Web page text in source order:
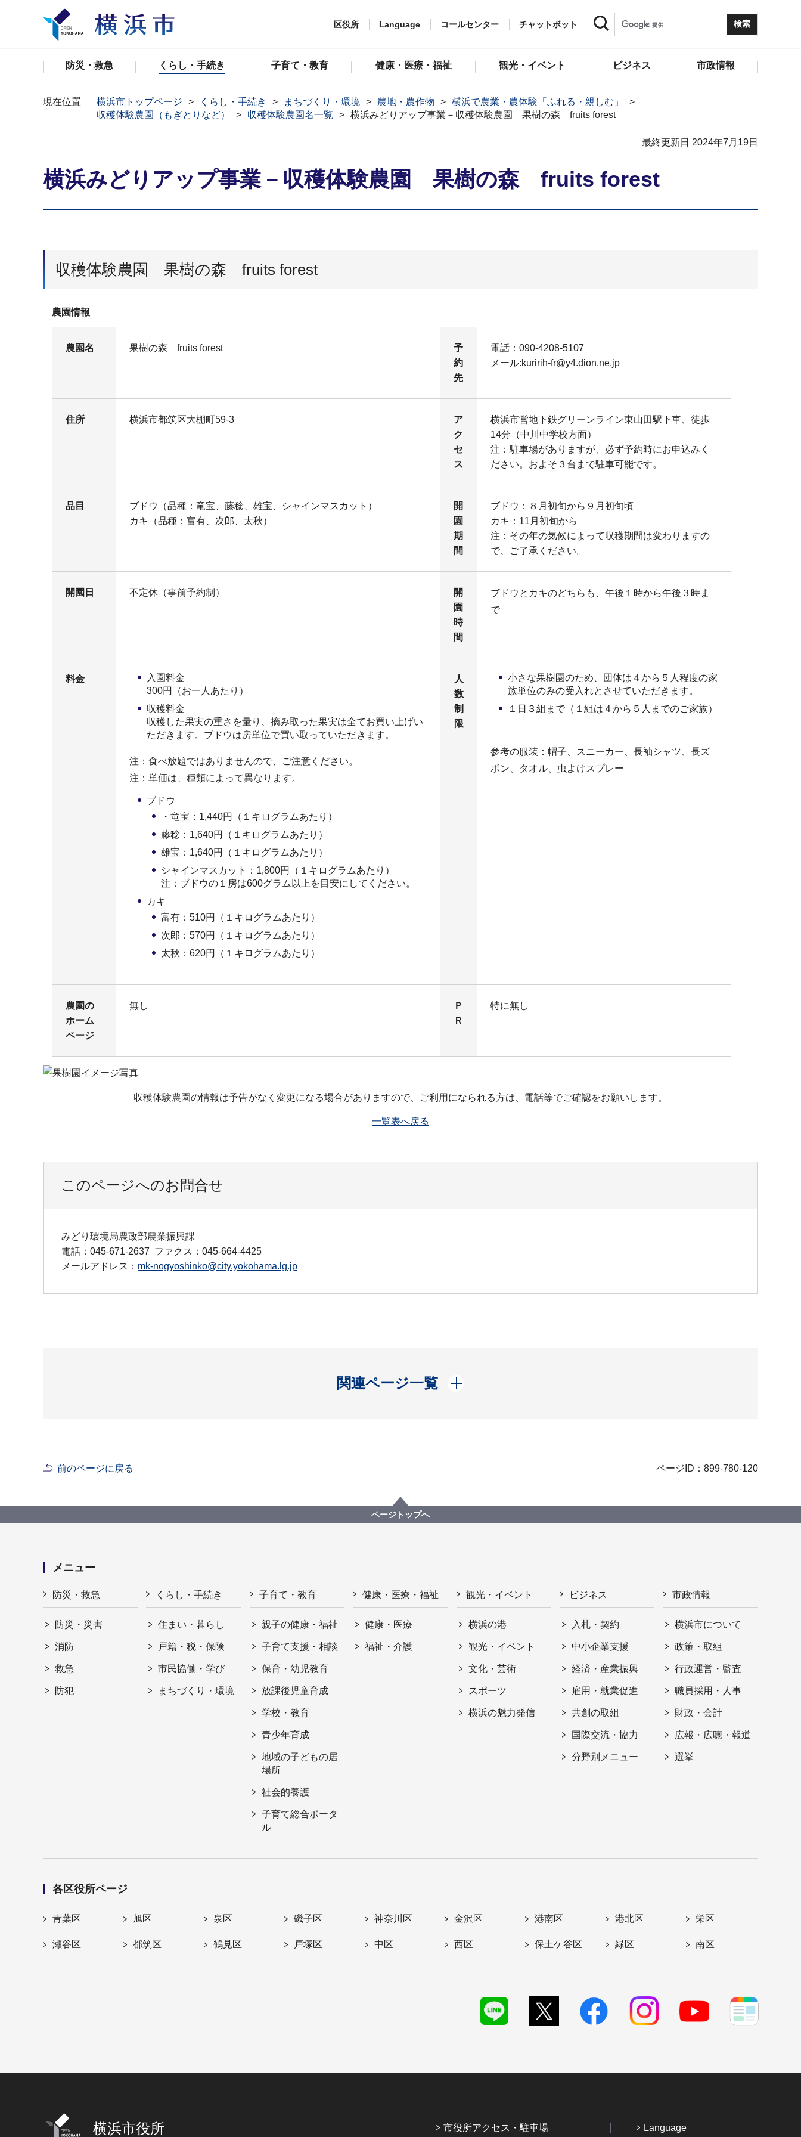
区役所 Language コールセンター チャットボット
防災・救急 くらし・手続き 子育て・教育 健康・医療・福祉 観光・イベント ビジネス 市政情報
現在位置 横浜市トップページ くらし・手続き まちづくり・環境 農地・農作物
横浜で農業・農体験「ふれる・親しむ」
収穫体験農園（もぎとりなど）
収穫体験農園名一覧 横浜みどりアップ事業－収穫体験農園 果樹の森 fruits forest
最終更新日 2024年7月19日
横浜みどりアップ事業－収穫体験農園 果樹の森 fruits forest
収穫体験農園 果樹の森 fruits forest
農園情報
農園名 果樹の森 fruits forest
予
約
先
電話：090-4208-5107
メール:kuririh-fr@y4.dion.ne.jp
住所 横浜市都筑区大棚町59-3
ア
ク
セ
ス
横浜市営地下鉄グリーンライン東山田駅下車、徒歩
14分（中川中学校方面）
注：駐車場がありますが、必ず予約時にお申込みく
ださい。およそ３台まで駐車可能です。
品目
ブドウ（品種：竜宝、藤稔、雄宝、シャインマスカット）
カキ（品種：富有、次郎、太秋）
開
園
期
間
ブドウ：８月初旬から９月初旬頃
カキ：11月初旬から
注：その年の気候によって収穫期間は変わりますの
で、ご了承ください。
開園日 不定休（事前予約制）
開
園
時
間
ブドウとカキのどちらも、午後１時から午後３時ま
で
料金
入園料金
300円（お一人あたり）
収穫料金
収穫した果実の重さを量り、摘み取った果実は全てお買い上げい
ただきます。ブドウは房単位で買い取っていただきます。
注：食べ放題ではありませんので、ご注意ください。
注：単価は、種類によって異なります。
ブドウ
・竜宝：1,440円（１キログラムあたり）
藤稔：1,640円（１キログラムあたり）
雄宝：1,640円（１キログラムあたり）
シャインマスカット：1,800円（１キログラムあたり）
注：ブドウの１房は600グラム以上を目安にしてください。
カキ
富有：510円（１キログラムあたり）
次郎：570円（１キログラムあたり）
太秋：620円（１キログラムあたり）
人
数
制
限
小さな果樹園のため、団体は４から５人程度の家
族単位のみの受入れとさせていただきます。
１日３組まで（１組は４から５人までのご家族）
参考の服装：帽子、スニーカー、長袖シャツ、長ズ
ボン、タオル、虫よけスプレー
農園の
ホーム
ページ
無し
Ｐ
Ｒ
特に無し
収穫体験農園の情報は予告がなく変更になる場合がありますので、ご利用になられる方は、電話等でご確認をお願いします。
一覧表へ戻る
このページへのお問合せ
みどり環境局農政部農業振興課
電話：045-671-2637 ファクス：045-664-4425
メールアドレス： mk-nogyoshinko@city.yokohama.lg.jp
関連ページ一覧
開く
前のページに戻る ページID：899-780-120
ページトップへ
メニュー
防災・救急
防災・災害
消防
救急
防犯
くらし・手続き
住まい・暮らし
戸籍・税・保険
市民協働・学び
まちづくり・環境
子育て・教育
親子の健康・福祉
子育て支援・相談
保育・幼児教育
放課後児童育成
学校・教育
青少年育成
地域の子どもの居
場所
社会的養護
子育て総合ポータ
ル
健康・医療・福祉
健康・医療
福祉・介護
観光・イベント
横浜の港
観光・イベント
文化・芸術
スポーツ
横浜の魅力発信
ビジネス
入札・契約
中小企業支援
経済・産業振興
雇用・就業促進
共創の取組
国際交流・協力
分野別メニュー
市政情報
横浜市について
政策・取組
行政運営・監査
職員採用・人事
財政・会計
広報・広聴・報道
選挙
各区役所ページ
青葉区 旭区 泉区 磯子区 神奈川区 金沢区 港南区 港北区 栄区
瀬谷区 都筑区 鶴見区 戸塚区 中区 西区 保土ケ谷区 緑区 南区
横浜市役所 市役所アクセス・駐車場 Language